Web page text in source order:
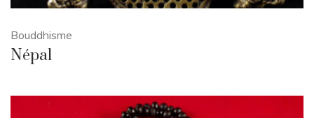
Bouddhisme
Népal